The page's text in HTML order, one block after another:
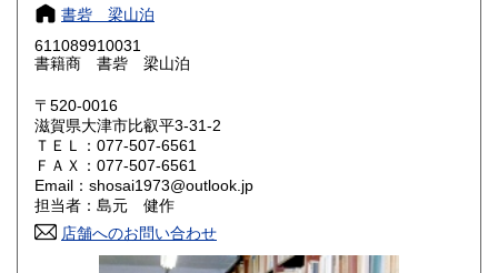
奈良県
岡山県 296円
山口県 296円
香川県 296円
書砦 梁山泊
611089910031
書籍商 書砦 梁山泊
〒520-0016
滋賀県大津市比叡平3-31-2
ＴＥＬ：077-507-6561
ＦＡＸ：077-507-6561
Email：shosai1973@outlook.jp
担当者：島元 健作
店舗へのお問い合わせ